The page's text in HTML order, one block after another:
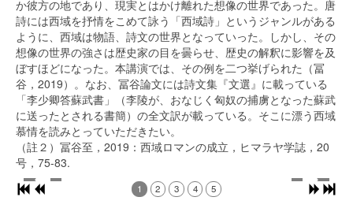
か彼方の地であり、現実とはかけ離れた想像の世界であった。唐
詩には西域を抒情をこめて詠う「西域詩」というジャンルがある
ように、西域は物語、詩文の世界となっていった。しかし、その
想像の世界の強さは歴史家の目を曇らせ、歴史の解釈に影響を及
ぼすほどになった。本講演では、その例を二つ挙げられた（冨
谷，2019）。なお、冨谷論文には詩文集『文選』に載っている
「李少卿答蘇武書」（李陵が、おなじく匈奴の捕虜となった蘇武
に送ったとされる書簡）の全文訳が載っている。そこに漂う西域
慕情を読みとっていただきたい。
（註２）冨谷至，2019：西域ロマンの成立，ヒマラヤ学誌，20
号，75-83.
1 2 3 4 5